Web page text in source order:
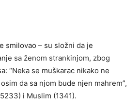
smilovao – su složni da je
sa ženom strankinjom, zbog
“Neka se muškarac nikako ne
da sa njom bude njen mahrem”,
i Muslim (1341).